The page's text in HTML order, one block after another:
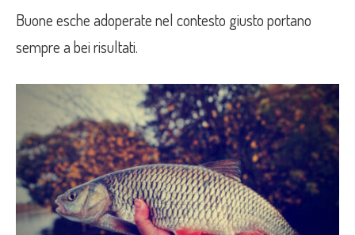
Buone esche adoperate nel contesto giusto portano
sempre a bei risultati.